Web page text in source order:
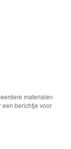
materialen
een berichtje voor